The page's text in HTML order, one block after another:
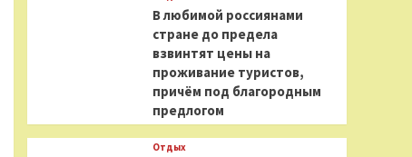
В любимой россиянами
стране до предела
взвинтят цены на
проживание туристов,
причём под благородным
предлогом
Отдых